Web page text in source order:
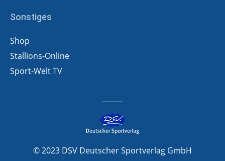
Sonstiges
Shop
Stallions-Online
Sport-Welt TV
© 2023 DSV Deutscher Sportverlag GmbH